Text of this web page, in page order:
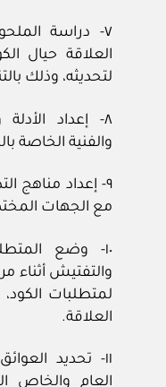
٧‏- دراسة
العلاقة حيال
لتحديثه، وذلك
٨‏- إعداد
والفنية الخاصة
٩‏- إعداد مناهج
مع الجهات
١٠‏- وضع
والتفتيش أثناء
لمتطلبات
العلاقة.
١١‏- تحديد
العام والخاص